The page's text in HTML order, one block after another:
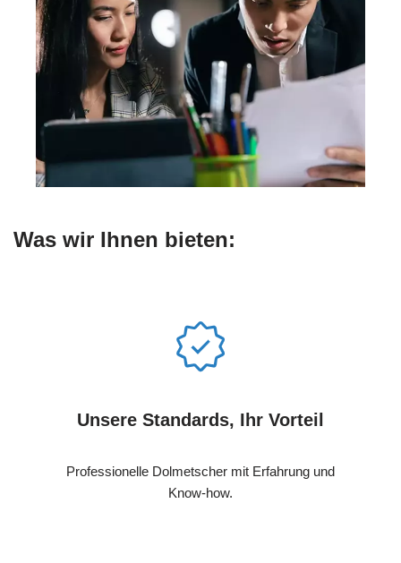
Was wir Ihnen bieten:
Unsere Standards, Ihr Vorteil
Professionelle Dolmetscher mit Erfahrung und
Know-how.